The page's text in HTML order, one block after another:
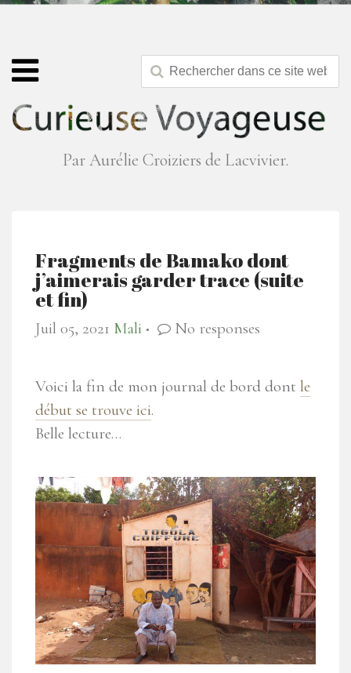
Par Aurélie Croiziers de Lacvivier.
Fragments de Bamako dont
j’aimerais garder trace (suite
et fin)
Juil 05, 2021 Mali ● No responses
Voici la fin de mon journal de bord dont le
début se trouve ici.
Belle lecture…